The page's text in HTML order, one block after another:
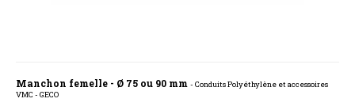
Manchon femelle - Ø 75 ou 90 mm - Conduits Polyéthylène et accessoires
VMC - GECO